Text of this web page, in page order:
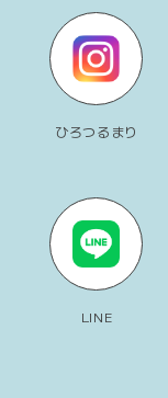
ひろつるまり
LINE